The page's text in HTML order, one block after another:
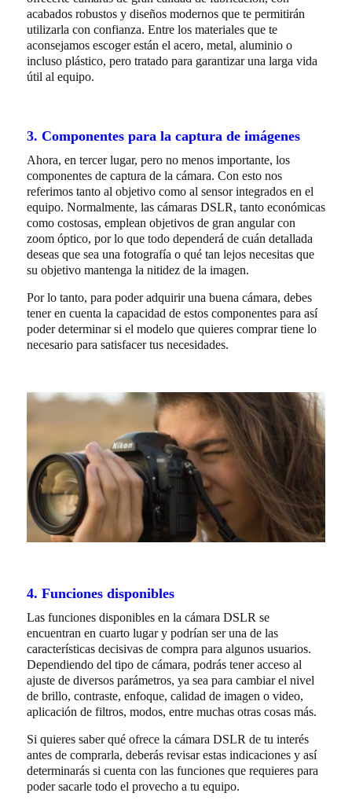
acabados robustos y diseños modernos que te permitirán
utilizarla con confianza. Entre los materiales que te
aconsejamos escoger están el acero, metal, aluminio o
incluso plástico, pero tratado para garantizar una larga vida
útil al equipo.
3. Componentes para la captura de imágenes
Ahora, en tercer lugar, pero no menos importante, los
componentes de captura de la cámara. Con esto nos
referimos tanto al objetivo como al sensor integrados en el
equipo. Normalmente, las cámaras DSLR, tanto económicas
como costosas, emplean objetivos de gran angular con
zoom óptico, por lo que todo dependerá de cuán detallada
deseas que sea una fotografía o qué tan lejos necesitas que
su objetivo mantenga la nitidez de la imagen.
Por lo tanto, para poder adquirir una buena cámara, debes
tener en cuenta la capacidad de estos componentes para así
poder determinar si el modelo que quieres comprar tiene lo
necesario para satisfacer tus necesidades.
4. Funciones disponibles
Las funciones disponibles en la cámara DSLR se
encuentran en cuarto lugar y podrían ser una de las
características decisivas de compra para algunos usuarios.
Dependiendo del tipo de cámara, podrás tener acceso al
ajuste de diversos parámetros, ya sea para cambiar el nivel
de brillo, contraste, enfoque, calidad de imagen o video,
aplicación de filtros, modos, entre muchas otras cosas más.
Si quieres saber qué ofrece la cámara DSLR de tu interés
antes de comprarla, deberás revisar estas indicaciones y así
determinarás si cuenta con las funciones que requieres para
poder sacarle todo el provecho a tu equipo.